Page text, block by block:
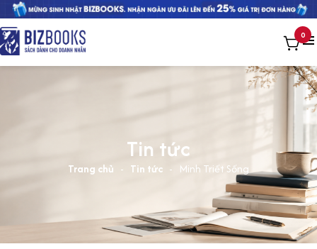
0
Tin tức
Trang chủ - Tin tức - Minh Triết Sống